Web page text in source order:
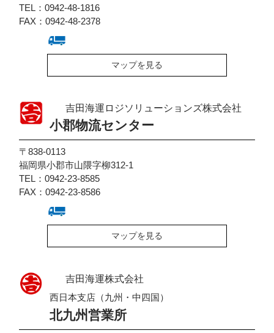
TEL：0942-48-1816
FAX：0942-48-2378
マップを見る
吉田海運ロジソリューションズ株式会社
小郡物流センター
〒838-0113
福岡県小郡市山隈字柳312-1
TEL：0942-23-8585
FAX：0942-23-8586
マップを見る
吉田海運株式会社
西日本支店（九州・中四国）
北九州営業所